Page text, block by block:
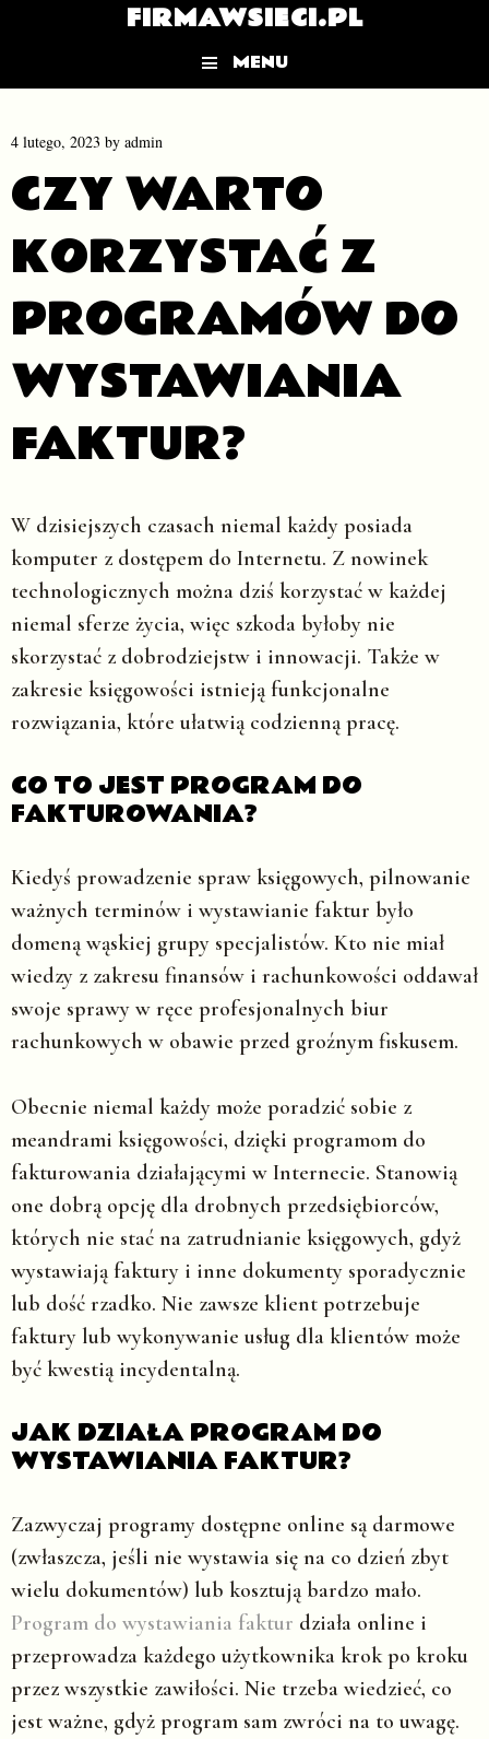
FIRMAWSIECI.PL
MENU
4 lutego, 2023 by admin
CZY WARTO
KORZYSTAĆ Z
PROGRAMÓW DO
WYSTAWIANIA
FAKTUR?
W dzisiejszych czasach niemal każdy posiada
komputer z dostępem do Internetu. Z nowinek
technologicznych można dziś korzystać w każdej
niemal sferze życia, więc szkoda byłoby nie
skorzystać z dobrodziejstw i innowacji. Także w
zakresie księgowości istnieją funkcjonalne
rozwiązania, które ułatwią codzienną pracę.
CO TO JEST PROGRAM DO
FAKTUROWANIA?
Kiedyś prowadzenie spraw księgowych, pilnowanie
ważnych terminów i wystawianie faktur było
domeną wąskiej grupy specjalistów. Kto nie miał
wiedzy z zakresu finansów i rachunkowości oddawał
swoje sprawy w ręce profesjonalnych biur
rachunkowych w obawie przed groźnym fiskusem.
Obecnie niemal każdy może poradzić sobie z
meandrami księgowości, dzięki programom do
fakturowania działającymi w Internecie. Stanowią
one dobrą opcję dla drobnych przedsiębiorców,
których nie stać na zatrudnianie księgowych, gdyż
wystawiają faktury i inne dokumenty sporadycznie
lub dość rzadko. Nie zawsze klient potrzebuje
faktury lub wykonywanie usług dla klientów może
być kwestią incydentalną.
JAK DZIAŁA PROGRAM DO
WYSTAWIANIA FAKTUR?
Zazwyczaj programy dostępne online są darmowe
(zwłaszcza, jeśli nie wystawia się na co dzień zbyt
wielu dokumentów) lub kosztują bardzo mało.
Program do wystawiania faktur działa online i
przeprowadza każdego użytkownika krok po kroku
przez wszystkie zawiłości. Nie trzeba wiedzieć, co
jest ważne, gdyż program sam zwróci na to uwagę.